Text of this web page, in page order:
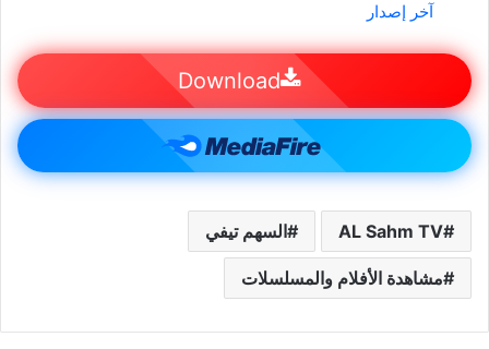
آخر إصدار
Download
AL Sahm TV السهم تيفي
مشاهدة الأفلام والمسلسلات